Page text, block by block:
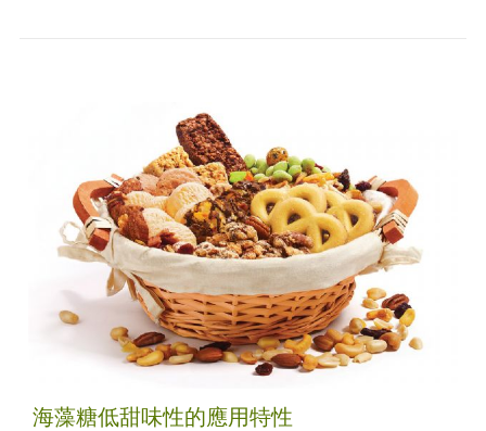
海藻糖低甜味性的應用特性